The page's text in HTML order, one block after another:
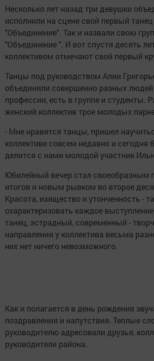
Несколько лет назад три девушки
исполнили на сцене свой первый
"Объединение". Так и назвали свою
"Объединение ". И вот спустя десять
коллективом отмечают свой первый
Танцы под руководством Алии
объединили совершенно разных
профессии, есть в группе и студенты.
женский коллектив трое молодых
- Мне нравятся танцы, пришел
коллективе совсем недавно и
делится с нами молодой участник
Юбилейный вечер стал своеобразным
итогов и новым рывком во второе
Красота, изящество и утонченность -
охарактеризовать каждое
танец, эстрадный, современный -
направления у коллектива весьма
них нет ничего невозможного.
Как и полагается в день рождения
поздравления и напутствия. Теплые
руководителю адресовали друзья,
руководители района.